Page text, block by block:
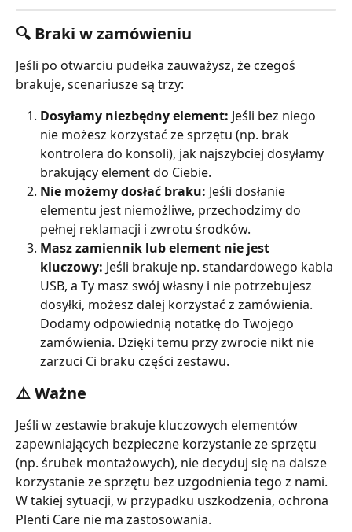
🔍 Braki w zamówieniu
Jeśli po otwarciu pudełka zauważysz, że czegoś
brakuje, scenariusze są trzy:
Dosyłamy niezbędny element: Jeśli bez niego
nie możesz korzystać ze sprzętu (np. brak
kontrolera do konsoli), jak najszybciej dosyłamy
brakujący element do Ciebie.
Nie możemy dosłać braku: Jeśli dosłanie
elementu jest niemożliwe, przechodzimy do
pełnej reklamacji i zwrotu środków.
Masz zamiennik lub element nie jest
kluczowy: Jeśli brakuje np. standardowego kabla
USB, a Ty masz swój własny i nie potrzebujesz
dosyłki, możesz dalej korzystać z zamówienia.
Dodamy odpowiednią notatkę do Twojego
zamówienia. Dzięki temu przy zwrocie nikt nie
zarzuci Ci braku części zestawu.
⚠️ Ważne
Jeśli w zestawie brakuje kluczowych elementów
zapewniających bezpieczne korzystanie ze sprzętu
(np. śrubek montażowych), nie decyduj się na dalsze
korzystanie ze sprzętu bez uzgodnienia tego z nami.
W takiej sytuacji, w przypadku uszkodzenia, ochrona
Plenti Care nie ma zastosowania.